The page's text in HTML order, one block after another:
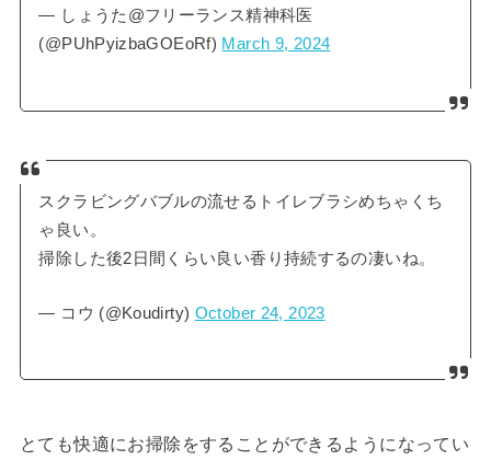
— しょうた@フリーランス精神科医
(@PUhPyizbaGOEoRf) March 9, 2024
スクラビングバブルの流せるトイレブラシめちゃくち
ゃ良い。
掃除した後2日間くらい良い香り持続するの凄いね。
— コウ (@Koudirty) October 24, 2023
とても快適にお掃除をすることができるようになってい